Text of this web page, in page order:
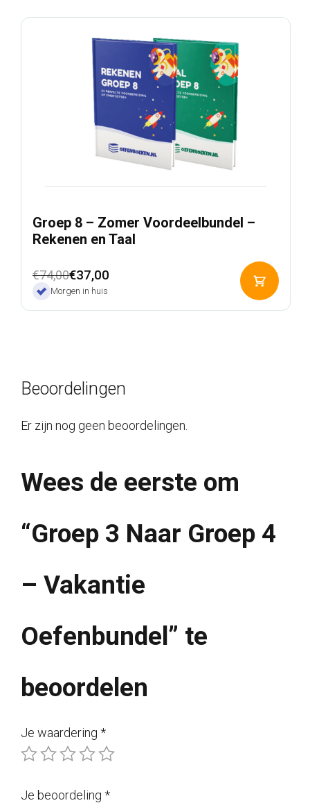
Groep 8 – Zomer Voordeelbundel –
Rekenen en Taal
€74,00
Oorspronkelijke
prijs
€74,00.
€37,00
Huidige
prijs
€37,00.
Morgen in huis
aan
Beoordelingen
Er zijn nog geen beoordelingen.
Wees de eerste om
“Groep 3 Naar Groep 4
– Vakantie
Oefenbundel” te
beoordelen
Je waardering *
Je beoordeling *